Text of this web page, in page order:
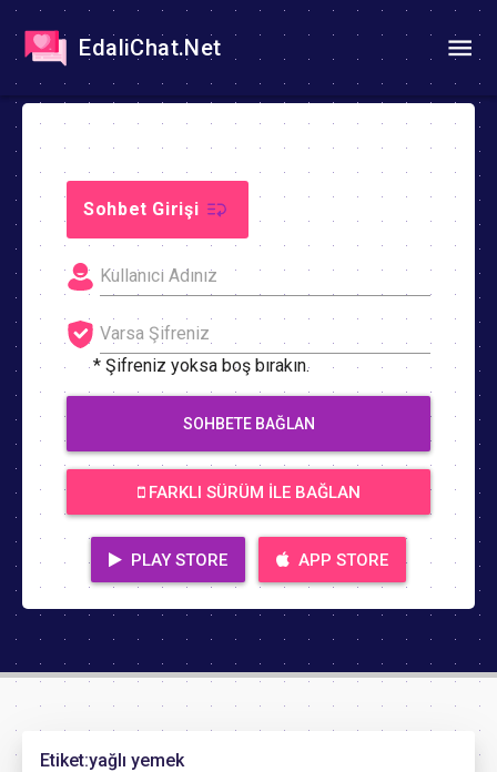
EdaliChat.Net
Sohbet Girişi
* Şifreniz yoksa boş bırakın.
SOHBETE BAĞLAN
FARKLI SÜRÜM İLE BAĞLAN
PLAY STORE APP STORE
Etiket:yağlı yemek